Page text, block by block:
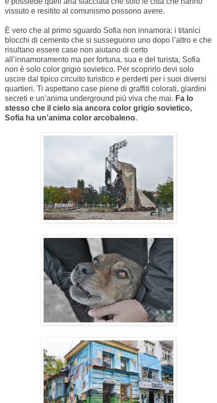
vissuto e resitito al comunismo possono avere.
È vero che al primo sguardo Sofia non innamora: i titanici
blocchi di cemento che si susseguono uno dopo l’altro e che
risultano essere case non aiutano di certo
all’innamoramento ma per fortuna, sua e del turista, Sofia
non è solo color grigio sovietico. Per scoprirlo devi solo
uscire dal tipico circuito turistico e perderti per i suoi diversi
quartieri. Ti aspettano case piene di graffiti colorati, giardini
secreti e un’anima underground più viva che mai. Fa lo
stesso che il cielo sia ancora color grigio sovietico,
Sofia ha un’anima color arcobaleno.